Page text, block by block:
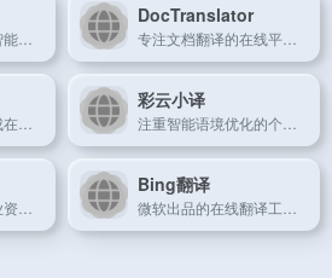
DocTranslator
彩云小译
Bing翻译